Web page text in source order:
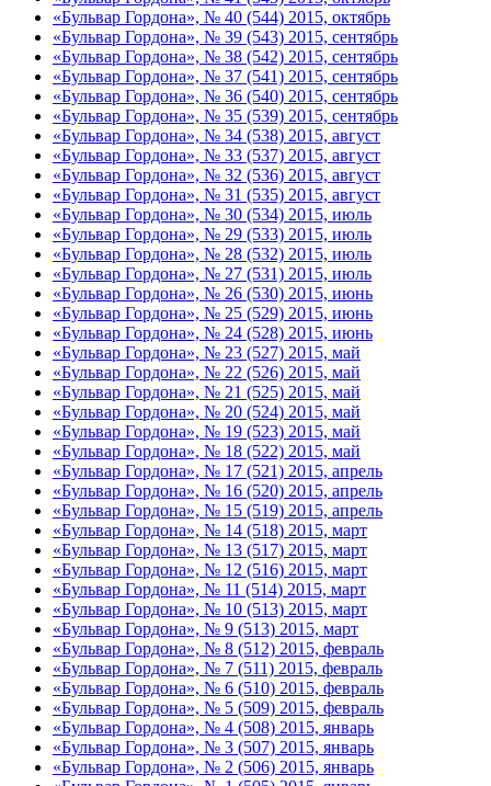
«Бульвар Гордона», № 40 (544) 2015, октябрь
«Бульвар Гордона», № 39 (543) 2015, сентябрь
«Бульвар Гордона», № 38 (542) 2015, сентябрь
«Бульвар Гордона», № 37 (541) 2015, сентябрь
«Бульвар Гордона», № 36 (540) 2015, сентябрь
«Бульвар Гордона», № 35 (539) 2015, сентябрь
«Бульвар Гордона», № 34 (538) 2015, август
«Бульвар Гордона», № 33 (537) 2015, август
«Бульвар Гордона», № 32 (536) 2015, август
«Бульвар Гордона», № 31 (535) 2015, август
«Бульвар Гордона», № 30 (534) 2015, июль
«Бульвар Гордона», № 29 (533) 2015, июль
«Бульвар Гордона», № 28 (532) 2015, июль
«Бульвар Гордона», № 27 (531) 2015, июль
«Бульвар Гордона», № 26 (530) 2015, июнь
«Бульвар Гордона», № 25 (529) 2015, июнь
«Бульвар Гордона», № 24 (528) 2015, июнь
«Бульвар Гордона», № 23 (527) 2015, май
«Бульвар Гордона», № 22 (526) 2015, май
«Бульвар Гордона», № 21 (525) 2015, май
«Бульвар Гордона», № 20 (524) 2015, май
«Бульвар Гордона», № 19 (523) 2015, май
«Бульвар Гордона», № 18 (522) 2015, май
«Бульвар Гордона», № 17 (521) 2015, апрель
«Бульвар Гордона», № 16 (520) 2015, апрель
«Бульвар Гордона», № 15 (519) 2015, апрель
«Бульвар Гордона», № 14 (518) 2015, март
«Бульвар Гордона», № 13 (517) 2015, март
«Бульвар Гордона», № 12 (516) 2015, март
«Бульвар Гордона», № 11 (514) 2015, март
«Бульвар Гордона», № 10 (513) 2015, март
«Бульвар Гордона», № 9 (513) 2015, март
«Бульвар Гордона», № 8 (512) 2015, февраль
«Бульвар Гордона», № 7 (511) 2015, февраль
«Бульвар Гордона», № 6 (510) 2015, февраль
«Бульвар Гордона», № 5 (509) 2015, февраль
«Бульвар Гордона», № 4 (508) 2015, январь
«Бульвар Гордона», № 3 (507) 2015, январь
«Бульвар Гордона», № 2 (506) 2015, январь